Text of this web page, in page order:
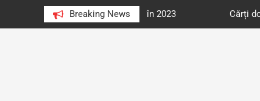
Breaking News
au citit românii în 2023 Cărți donate pentru